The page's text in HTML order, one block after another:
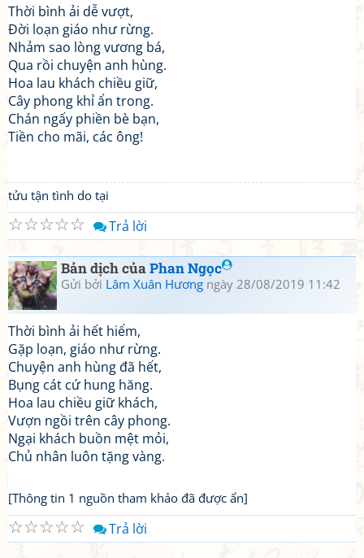
Thời bình ải dễ vượt,
Đời loạn giáo như rừng.
Nhảm sao lòng vương bá,
Qua rồi chuyện anh hùng.
Hoa lau khách chiều giữ,
Cây phong khỉ ẩn trong.
Chán ngấy phiền bè bạn,
Tiền cho mãi, các ông!
tửu tận tình do tại
☆
☆
☆
☆
☆ Trả lời
Bản dịch củaPhan Ngọc
Gửi bởi Lâm Xuân Hương ngày 28/08/2019 11:42
Thời bình ải hết hiểm,
Gặp loạn, giáo như rừng.
Chuyện anh hùng đã hết,
Bụng cát cứ hung hăng.
Hoa lau chiều giữ khách,
Vượn ngồi trên cây phong.
Ngại khách buồn mệt mỏi,
Chủ nhân luôn tặng vàng.
[Thông tin 1 nguồn tham khảo đã được ẩn]
☆
☆
☆
☆
☆ Trả lời